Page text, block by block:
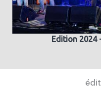
Edition 2024